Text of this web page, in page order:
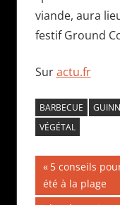
viande, aura
festif Ground
Suractu.fr
BARBECUE
VÉGÉTAL
de
Publication
précédente :
5 conseils
été à la plage